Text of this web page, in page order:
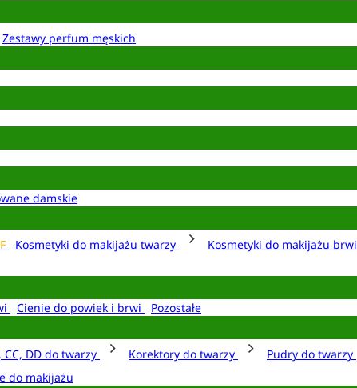
Zestawy perfum męskich
damskie
Kosmetyki do makijażu twarzy Kosmetyki do makijażu brwi
Cienie do powiek i brwi
Pozostałe
CC, DD do twarzy Korektory do twarzy Pudry do twarzy
do makijażu